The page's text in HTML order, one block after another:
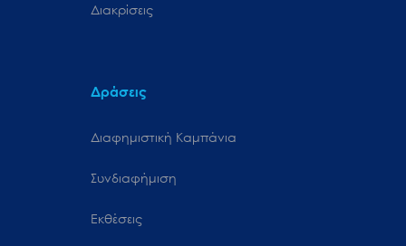
Διακρίσεις
Δράσεις
Διαφημιστική Καμπάνια
Συνδιαφήμιση
Εκθέσεις